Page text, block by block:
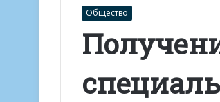
Общество